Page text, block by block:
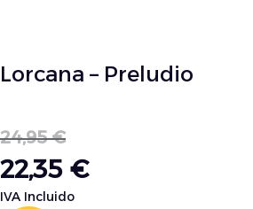
Lorcana – Preludio
24,95€
22,35 €
IVA Incluido